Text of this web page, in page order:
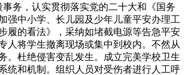
，认实贯彻落实党的二十大和《国务
强中小学、长儿园及少年儿童平安办理工
履的看法》，采纳如堵截电源等告急平安
人将学生撤离现场或集中到校内。不然从
。杜绝侵害变乱发生。成立完美学校卫生
统和机制。组织人员对受伤者进行人工呼